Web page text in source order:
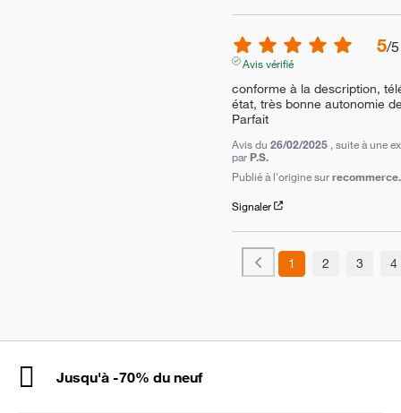
5/5
Avis vérifié
conforme à la description,
état, très bonne autonomie
Parfait
Avis du 26/02/2025 , suite à une
par P.S.
Publié à l'origine sur
Signaler
1 2 3 4
Jusqu'à -70% du neuf